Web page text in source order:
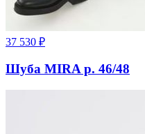
37 530 ₽
Шуба MIRA р. 46/48